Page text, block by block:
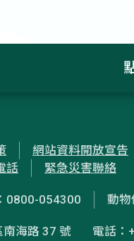
網站資料開放宣告
話
緊急災害聯絡
0800-054300 動物
海路 37 號 電話：